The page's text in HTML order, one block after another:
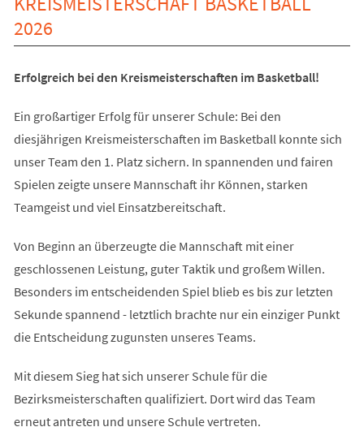
2026
Erfolgreich bei den Kreismeisterschaften im Basketball!
Ein großartiger Erfolg für unserer Schule: Bei den
diesjährigen Kreismeisterschaften im Basketball konnte sich
unser Team den 1. Platz sichern. In spannenden und fairen
Spielen zeigte unsere Mannschaft ihr Können, starken
Teamgeist und viel Einsatzbereitschaft.
Von Beginn an überzeugte die Mannschaft mit einer
geschlossenen Leistung, guter Taktik und großem Willen.
Besonders im entscheidenden Spiel blieb es bis zur letzten
Sekunde spannend - letztlich brachte nur ein einziger Punkt
die Entscheidung zugunsten unseres Teams.
Mit diesem Sieg hat sich unserer Schule für die
Bezirksmeisterschaften qualifiziert. Dort wird das Team
erneut antreten und unsere Schule vertreten.